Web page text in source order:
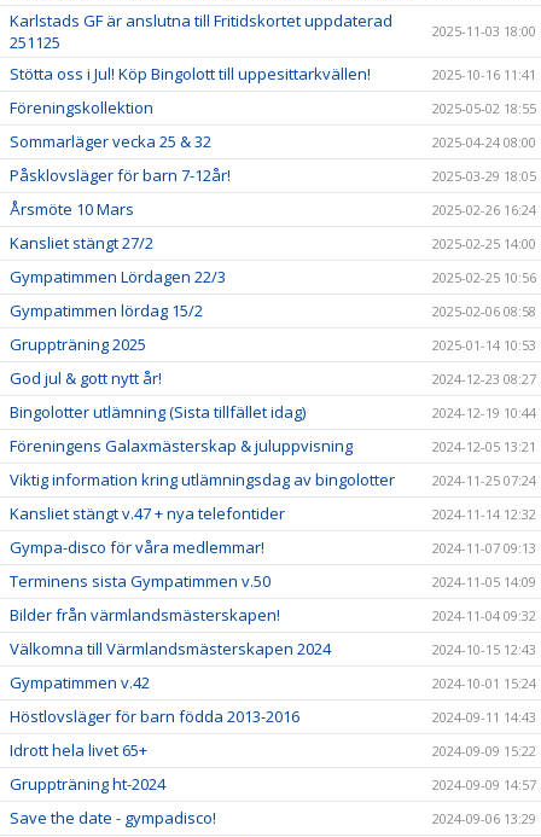
Karlstads GF är anslutna till Fritidskortet uppdaterad
251125
2025-11-03 18:00
Stötta oss i Jul! Köp Bingolott till uppesittarkvällen! 2025-10-16 11:41
Föreningskollektion 2025-05-02 18:55
Sommarläger vecka 25 & 32 2025-04-24 08:00
Påsklovsläger för barn 7-12år! 2025-03-29 18:05
Årsmöte 10 Mars 2025-02-26 16:24
Kansliet stängt 27/2 2025-02-25 14:00
Gympatimmen Lördagen 22/3 2025-02-25 10:56
Gympatimmen lördag 15/2 2025-02-06 08:58
Gruppträning 2025 2025-01-14 10:53
God jul & gott nytt år! 2024-12-23 08:27
Bingolotter utlämning (Sista tillfället idag) 2024-12-19 10:44
Föreningens Galaxmästerskap & juluppvisning 2024-12-05 13:21
Viktig information kring utlämningsdag av bingolotter 2024-11-25 07:24
Kansliet stängt v.47 + nya telefontider 2024-11-14 12:32
Gympa-disco för våra medlemmar! 2024-11-07 09:13
Terminens sista Gympatimmen v.50 2024-11-05 14:09
Bilder från värmlandsmästerskapen! 2024-11-04 09:32
Välkomna till Värmlandsmästerskapen 2024 2024-10-15 12:43
Gympatimmen v.42 2024-10-01 15:24
Höstlovsläger för barn födda 2013-2016 2024-09-11 14:43
Idrott hela livet 65+ 2024-09-09 15:22
Gruppträning ht-2024 2024-09-09 14:57
Save the date - gympadisco! 2024-09-06 13:29